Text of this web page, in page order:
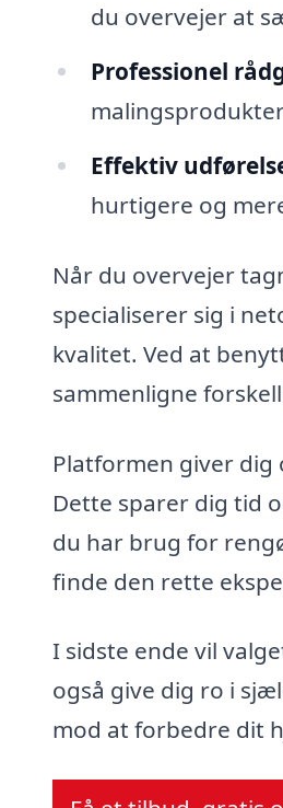
du overvejer at
Professionel
Effektiv
hurtigere og
Når du overvejer
specialiserer sig i
kvalitet. Ved at
sammenligne
Platformen giver
Dette sparer dig tid
du har brug for
finde den rette
I sidste ende vil
også give dig ro i
mod at forbedre dit